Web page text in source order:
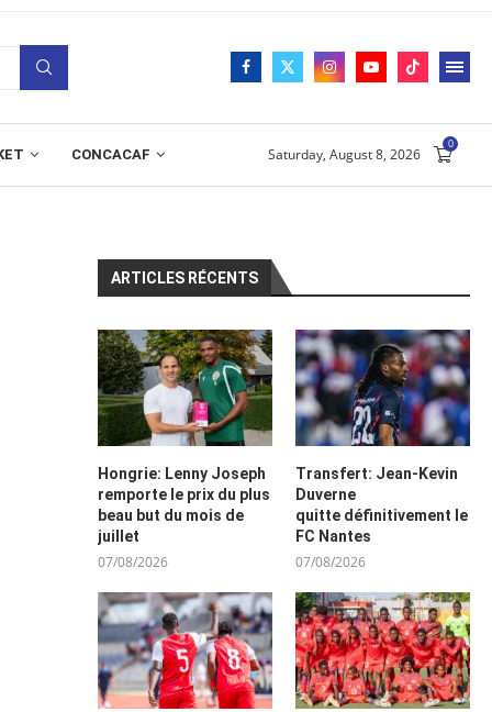
CONCACAF Saturday, August 8, 2026
0
ARTICLES RÉCENTS
Hongrie: Lenny Joseph
remporte le prix du plus
beau but du mois de
juillet
07/08/2026
Transfert: Jean-Kevin
Duverne
quitte définitivement le
FC Nantes
07/08/2026